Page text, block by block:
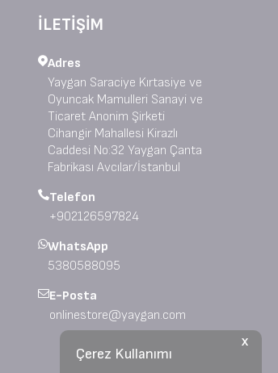
X
Çerez Kullanımı
İLETİŞİM
Adres
Yaygan Saraciye Kırtasiye ve
Oyuncak Mamulleri Sanayi ve
Ticaret Anonim Şirketi
Cihangir Mahallesi Kirazlı
Caddesi No:32 Yaygan Çanta
Fabrikası Avcılar/İstanbul
Telefon
+902126597824
WhatsApp
5380588095
E-Posta
onlinestore@yaygan.com